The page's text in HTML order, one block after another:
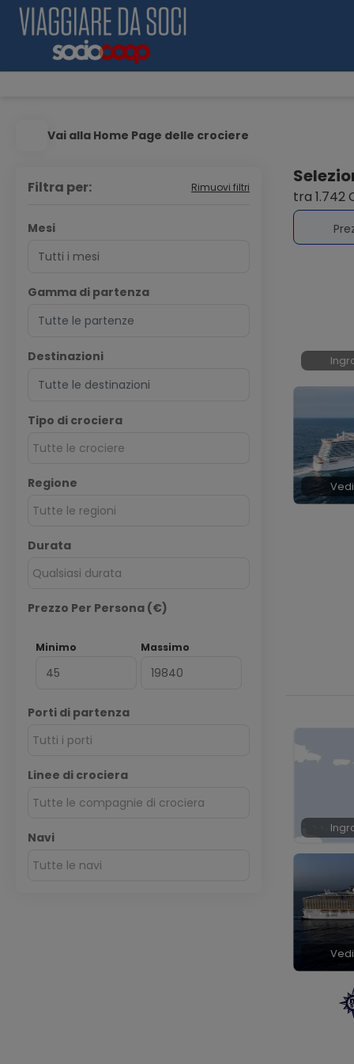
Vai alla Home Page delle crociere
Filtra per: Rimuovi filtri
Mesi
Gamma di partenza
Destinazioni
Tipo di crociera
Tutte le crociere
Regione
Tutte le regioni
Durata
Qualsiasi durata
Prezzo Per Persona (€)
Minimo Massimo
Porti di partenza
Tutti i porti
Linee di crociera
Tutte le compagnie di crociera
Navi
Tutte le navi
tra 1.742